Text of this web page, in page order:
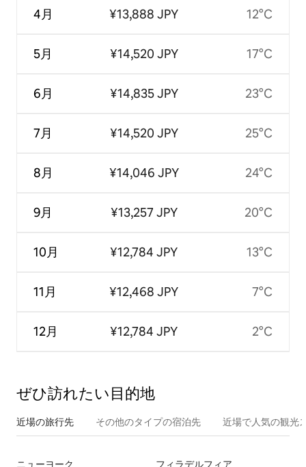
4月
5月
6月
7月
8月
9月
10月
11月
12月
¥13,888 JPY
¥14,520 JPY
¥14,835 JPY
¥14,520 JPY
¥14,046 JPY
¥13,257 JPY
¥12,784 JPY
¥12,468 JPY
¥12,784 JPY
12°C
17°C
23°C
25°C
24°C
20°C
13°C
7°C
2°C
ぜひ訪⁠れ⁠た⁠い目⁠的⁠地
近場の旅行先 その他のタ⁠イ⁠プ⁠の宿⁠泊⁠先 近場で人気の観光
ニューヨーク フィラデルフィア